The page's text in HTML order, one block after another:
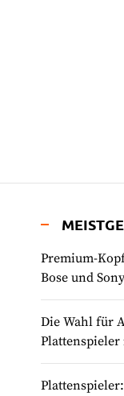
Premium-
Bose und Sony
Die Wahl für